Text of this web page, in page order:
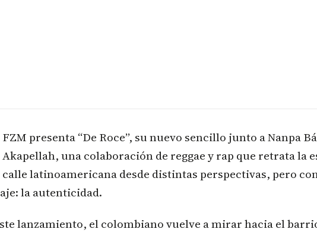
FZM presenta “De Roce”, su nuevo sencillo junto a Nanpa
Akapellah, una colaboración de reggae y rap que retrata la
calle latinoamericana desde distintas perspectivas, pero
la autenticidad.
lanzamiento, el colombiano vuelve a mirar hacia el